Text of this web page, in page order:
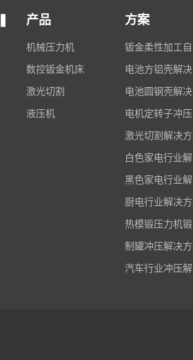
产品
机械压力机
数控钣金机床
激光切割
液压机
方案
激光切割解决
厨电行业解决
热
制罐冲压解决